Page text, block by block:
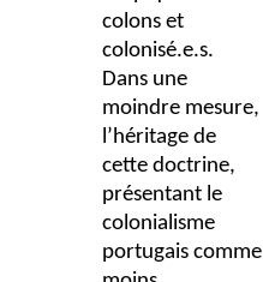
colons et
colonisé.e.s.
Dans une
moindre mesure,
l’héritage de
cette doctrine,
présentant le
colonialisme
portugais comme